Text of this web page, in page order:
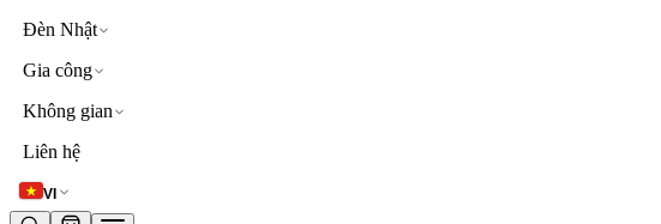
Đèn Nhật
Gia công
Không gian
Liên hệ
VI
LIÊN KẾT NHANH